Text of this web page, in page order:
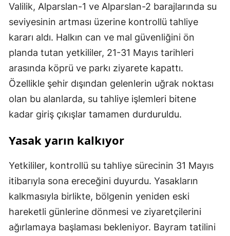
Valilik, Alparslan-1 ve Alparslan-2 barajlarında su
seviyesinin artması üzerine kontrollü tahliye
kararı aldı. Halkın can ve mal güvenliğini ön
planda tutan yetkililer, 21-31 Mayıs tarihleri
arasında köprü ve parkı ziyarete kapattı.
Özellikle şehir dışından gelenlerin uğrak noktası
olan bu alanlarda, su tahliye işlemleri bitene
kadar giriş çıkışlar tamamen durduruldu.
Yasak yarın kalkıyor
Yetkililer, kontrollü su tahliye sürecinin 31 Mayıs
itibarıyla sona ereceğini duyurdu. Yasakların
kalkmasıyla birlikte, bölgenin yeniden eski
hareketli günlerine dönmesi ve ziyaretçilerini
ağırlamaya başlaması bekleniyor. Bayram tatilini